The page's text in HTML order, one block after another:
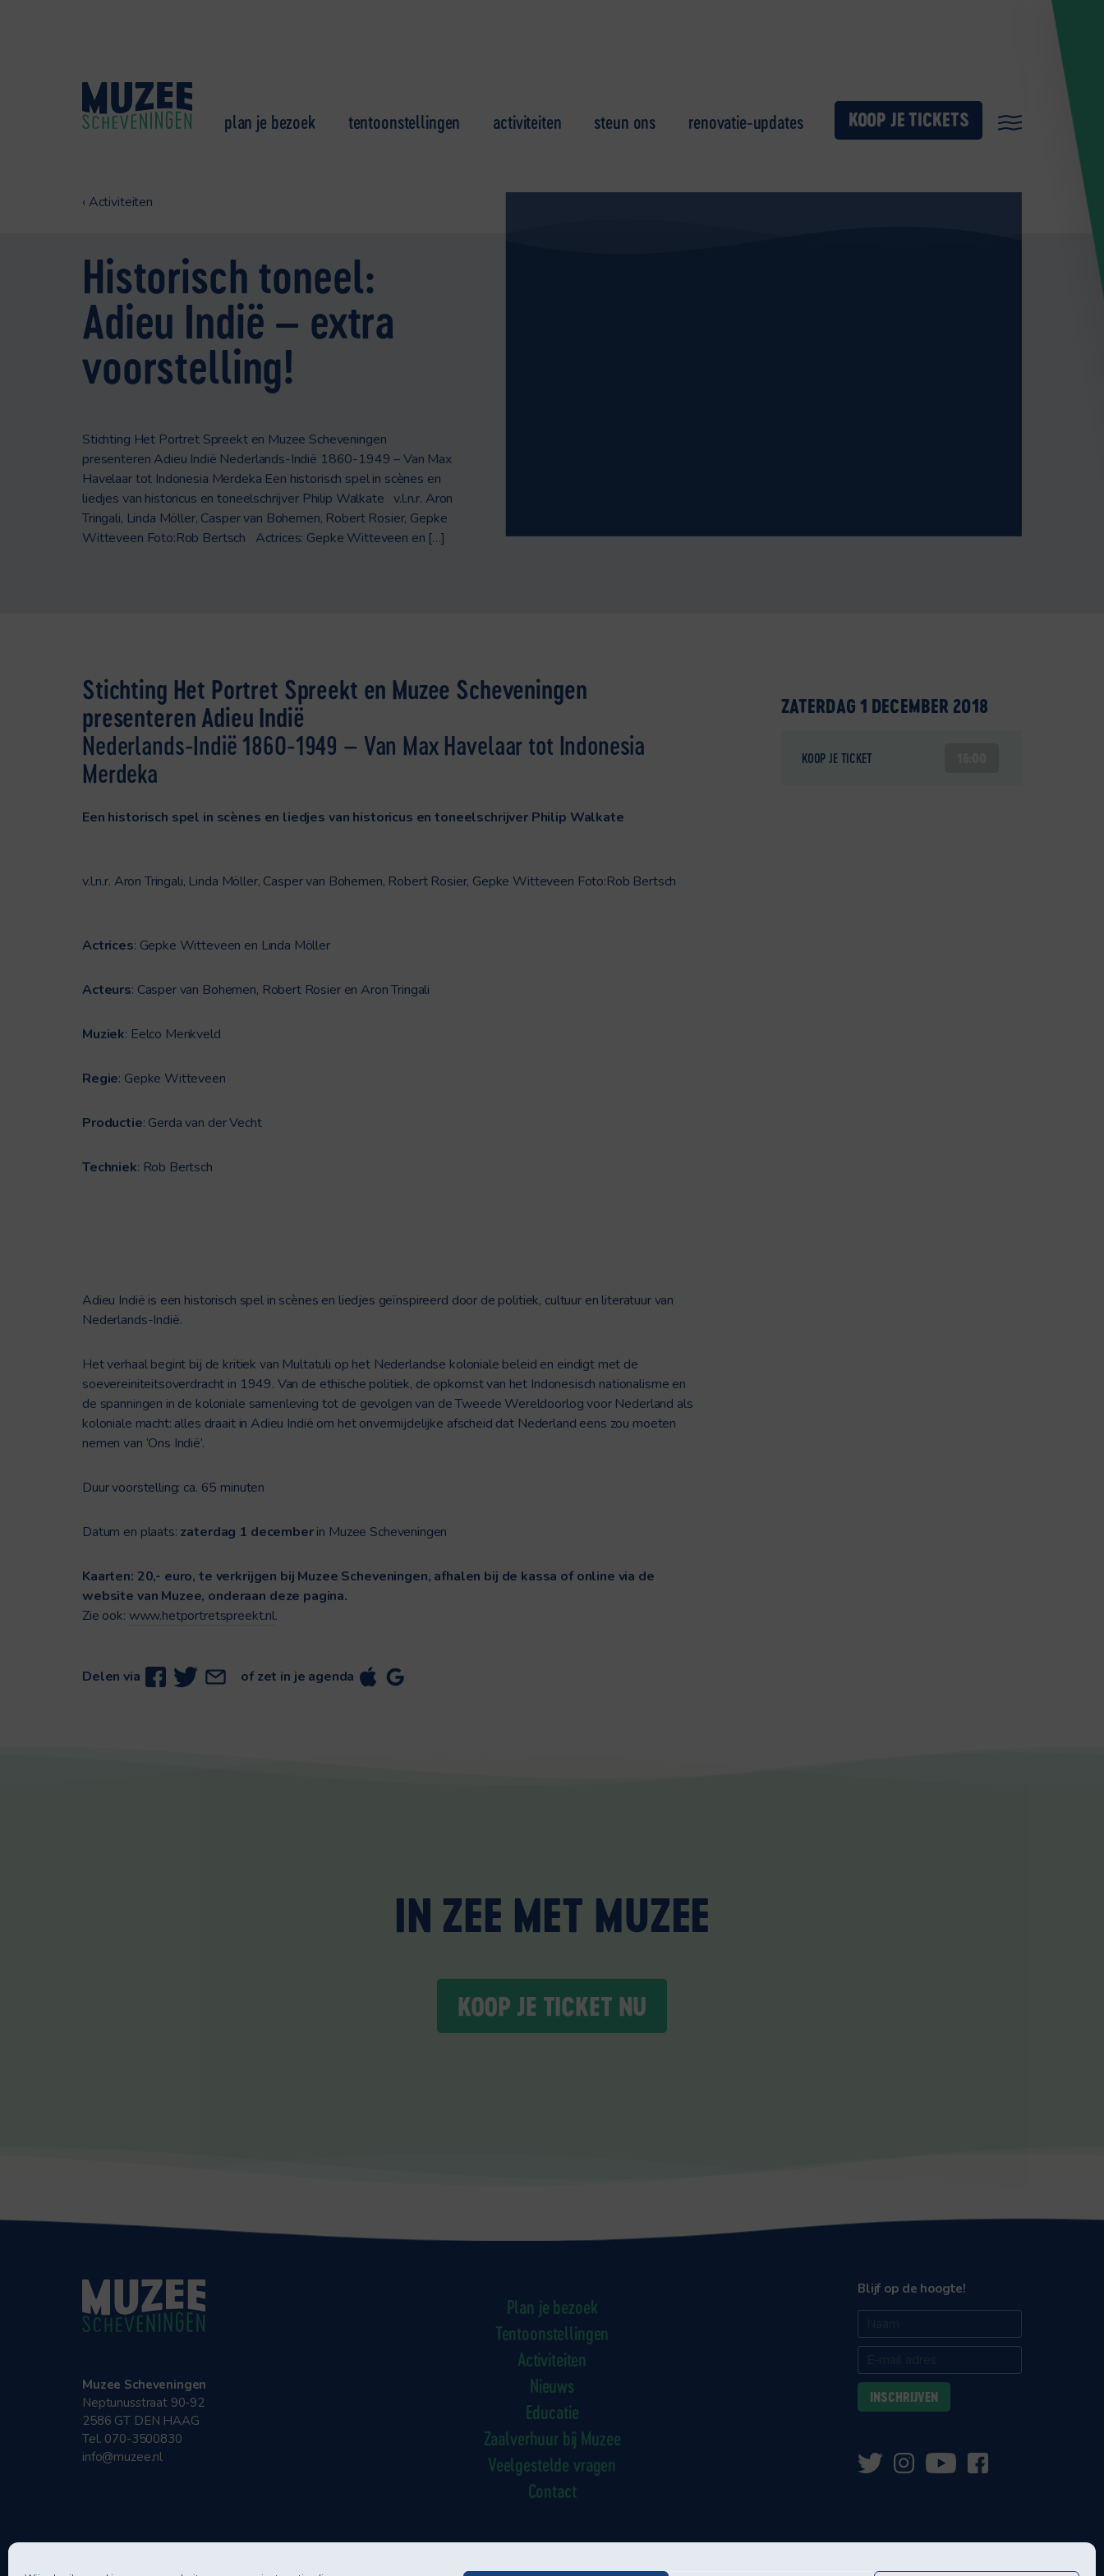
plan je bezoek tentoonstellingen activiteiten steun ons renovatie-updates KOOP JE TICKETS
‹ Activiteiten
Historisch toneel:
Adieu Indië – extra
voorstelling!
Stichting Het Portret Spreekt en Muzee Scheveningen
presenteren Adieu Indië Nederlands-Indië 1860-1949 – Van Max
Havelaar tot Indonesia Merdeka Een historisch spel in scènes en
liedjes van historicus en toneelschrijver Philip Walkate v.l.n.r. Aron
Tringali, Linda Möller, Casper van Bohemen, Robert Rosier, Gepke
Witteveen Foto:Rob Bertsch Actrices: Gepke Witteveen en […]
Stichting Het Portret Spreekt en Muzee Scheveningen
presenteren Adieu Indië
Nederlands-Indië 1860-1949 – Van Max Havelaar tot Indonesia
Merdeka
Een historisch spel in scènes en liedjes van historicus en toneelschrijver Philip Walkate
v.l.n.r. Aron Tringali, Linda Möller, Casper van Bohemen, Robert Rosier, Gepke Witteveen Foto:Rob Bertsch
Actrices: Gepke Witteveen en Linda Möller
Acteurs: Casper van Bohemen, Robert Rosier en Aron Tringali
Muziek: Eelco Menkveld
Regie: Gepke Witteveen
Productie: Gerda van der Vecht
Techniek: Rob Bertsch
Adieu Indië is een historisch spel in scènes en liedjes geïnspireerd door de politiek, cultuur en literatuur van
Nederlands-Indië.
Het verhaal begint bij de kritiek van Multatuli op het Nederlandse koloniale beleid en eindigt met de
soevereiniteitsoverdracht in 1949. Van de ethische politiek, de opkomst van het Indonesisch nationalisme en
de spanningen in de koloniale samenleving tot de gevolgen van de Tweede Wereldoorlog voor Nederland als
koloniale macht: alles draait in Adieu Indië om het onvermijdelijke afscheid dat Nederland eens zou moeten
nemen van ‘Ons Indië’.
Duur voorstelling: ca. 65 minuten
Datum en plaats: zaterdag 1 decemberin Muzee Scheveningen
Kaarten: 20,- euro, te verkrijgen bij Muzee Scheveningen, afhalen bij de kassa of online via de
website van Muzee, onderaan deze pagina.
Zie ook: www.hetportretspreekt.nl.
Delen via of zet in je agenda
ZATERDAG 1 DECEMBER 2018
KOOP JE TICKET
IN ZEE MET MUZEE
KOOP JE TICKET NU
Muzee Scheveningen
Neptunusstraat 90-92
2586 GT DEN HAAG
Tel. 070-3500830
info@muzee.nl
Plan je bezoek
Tentoonstellingen
Activiteiten
Nieuws
Educatie
Zaalverhuur bij Muzee
Veelgestelde vragen
Contact
Blijf op de hoogte!